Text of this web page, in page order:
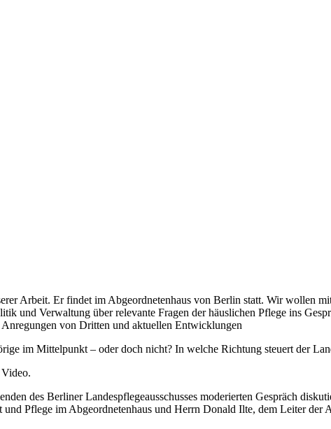
Arbeit. Er findet im Abgeordnetenhaus von Berlin statt. Wir wollen
und Verwaltung über relevante Fragen der häuslichen Pflege ins
von Dritten und aktuellen Entwicklungen
im Mittelpunkt – oder doch nicht? In welche Richtung steuert der
des Berliner Landespflegeausschusses moderierten Gespräch
und Pflege im Abgeordnetenhaus und Herrn Donald Ilte, dem Leiter